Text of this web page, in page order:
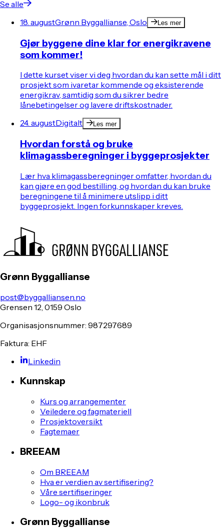
Se alle
18. augustGrønn Byggallianse, Oslo Les mer
Gjør byggene dine klar for energikravene
som kommer!
I dette kurset viser vi deg hvordan du kan sette mål i ditt
prosjekt som ivaretar kommende og eksisterende
energikrav, samtidig som du sikrer bedre
lånebetingelser og lavere driftskostnader.
24. augustDigitalt Les mer
Hvordan forstå og bruke
klimagassberegninger i byggeprosjekter
Lær hva klimagassberegninger omfatter, hvordan du
kan gjøre en god bestilling, og hvordan du kan bruke
beregningene til å minimere utslipp i ditt
byggeprosjekt. Ingen forkunnskaper kreves.
Grønn Byggallianse
post@byggalliansen.no
Grensen 12, 0159 Oslo
Organisasjonsnummer: 987297689
Faktura: EHF
Linkedin
Kunnskap
Kurs og arrangementer
Veiledere og fagmateriell
Prosjektoversikt
Fagtemaer
BREEAM
Om BREEAM
Hva er verdien av sertifisering?
Våre sertifiseringer
Logo- og ikonbruk
Grønn Byggallianse